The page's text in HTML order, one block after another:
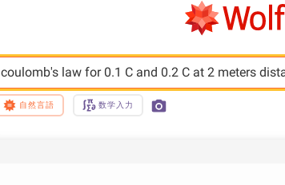
coulomb's law for 0.1 C and 0.2 C at 2 meters
自然言語 数学入力